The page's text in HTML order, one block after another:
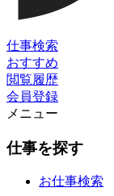
仕事検索
おすすめ
閲覧履歴
会員登録
メニュー
仕事を探す
お仕事検索